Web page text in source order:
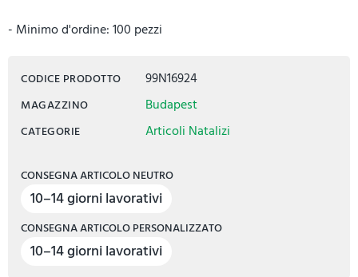
- Minimo d'ordine: 100 pezzi
CODICE PRODOTTO 99N16924
MAGAZZINO Budapest
CATEGORIE Articoli Natalizi
CONSEGNA ARTICOLO NEUTRO
10–14 giorni lavorativi
CONSEGNA ARTICOLO PERSONALIZZATO
10–14 giorni lavorativi